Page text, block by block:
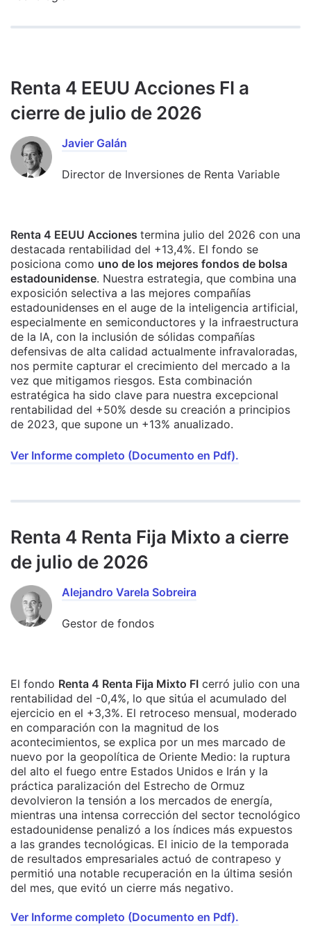
Renta 4 EEUU Acciones FI a
cierre de julio de 2026
Javier Galán
Director de Inversiones de Renta Variable
Renta 4 EEUU Acciones termina julio del 2026 con una
destacada rentabilidad del +13,4%. El fondo se
posiciona como uno de los mejores fondos de bolsa
estadounidense. Nuestra estrategia, que combina una
exposición selectiva a las mejores compañías
estadounidenses en el auge de la inteligencia artificial,
especialmente en semiconductores y la infraestructura
de la IA, con la inclusión de sólidas compañías
defensivas de alta calidad actualmente infravaloradas,
nos permite capturar el crecimiento del mercado a la
vez que mitigamos riesgos. Esta combinación
estratégica ha sido clave para nuestra excepcional
rentabilidad del +50% desde su creación a principios
de 2023, que supone un +13% anualizado.
Ver Informe completo (Documento en Pdf).
Renta 4 Renta Fija Mixto a cierre
de julio de 2026
Alejandro Varela Sobreira
Gestor de fondos
El fondo Renta 4 Renta Fija Mixto FI cerró julio con una
rentabilidad del -0,4%, lo que sitúa el acumulado del
ejercicio en el +3,3%. El retroceso mensual, moderado
en comparación con la magnitud de los
acontecimientos, se explica por un mes marcado de
nuevo por la geopolítica de Oriente Medio: la ruptura
del alto el fuego entre Estados Unidos e Irán y la
práctica paralización del Estrecho de Ormuz
devolvieron la tensión a los mercados de energía,
mientras una intensa corrección del sector tecnológico
estadounidense penalizó a los índices más expuestos
a las grandes tecnológicas. El inicio de la temporada
de resultados empresariales actuó de contrapeso y
permitió una notable recuperación en la última sesión
del mes, que evitó un cierre más negativo.
Ver Informe completo (Documento en Pdf).